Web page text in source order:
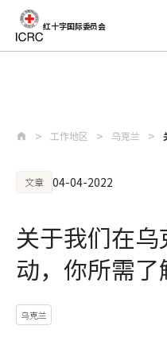
红十字国际委员会
工作地区 乌克兰
文章 04-04-2022
关于我们在
动，你所需
乌克兰